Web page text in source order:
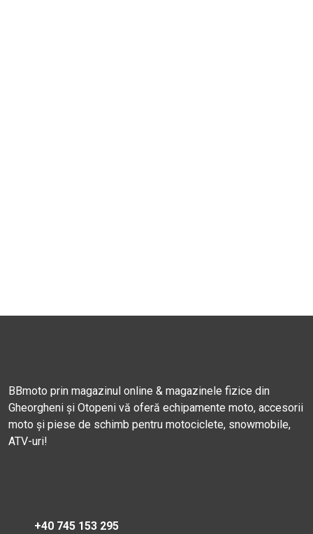
BBmoto prin magazinul online & magazinele fizice din
Gheorgheni și Otopeni vă oferă echipamente moto, accesorii
moto și piese de schimb pentru motociclete, snowmobile,
ATV-uri!
+40 745 153 295